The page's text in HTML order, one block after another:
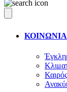
ΚΟΙΝΩΝΙΑ
Καιρός